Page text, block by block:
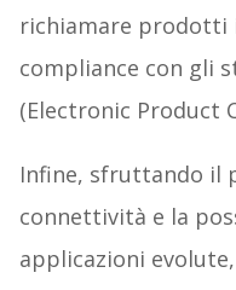
richiamare prodotti
compliance con gli
(Electronic Product
Infine, sfruttando il
connettività e la
applicazioni